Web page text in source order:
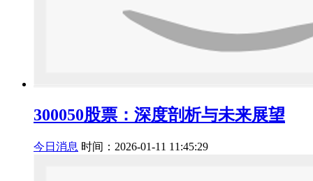
300050股票：深度剖析与未来展望
今日消息 时间：2026-01-11 11:45:29